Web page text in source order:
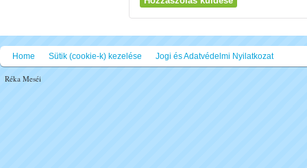
Home Sütik (cookie-k) kezelése Jogi és Adatvédelmi Nyilatkozat
Réka Meséi